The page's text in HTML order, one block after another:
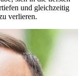
und gleichzeitig
verlieren.